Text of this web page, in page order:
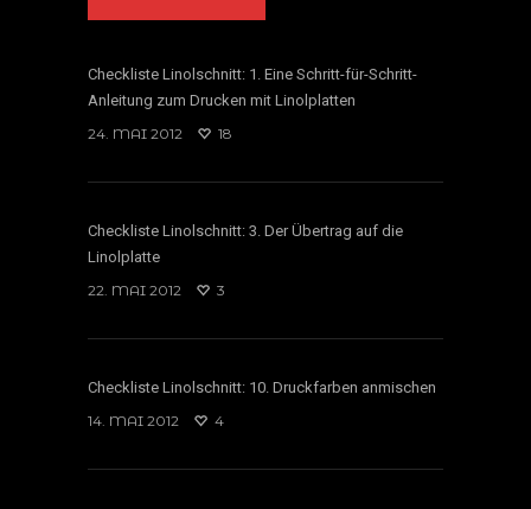
Checkliste Linolschnitt: 1. Eine Schritt-für-Schritt-
Anleitung zum Drucken mit Linolplatten
24. MAI 2012
18
Checkliste Linolschnitt: 3. Der Übertrag auf die
Linolplatte
22. MAI 2012
3
Checkliste Linolschnitt: 10. Druckfarben anmischen
14. MAI 2012
4